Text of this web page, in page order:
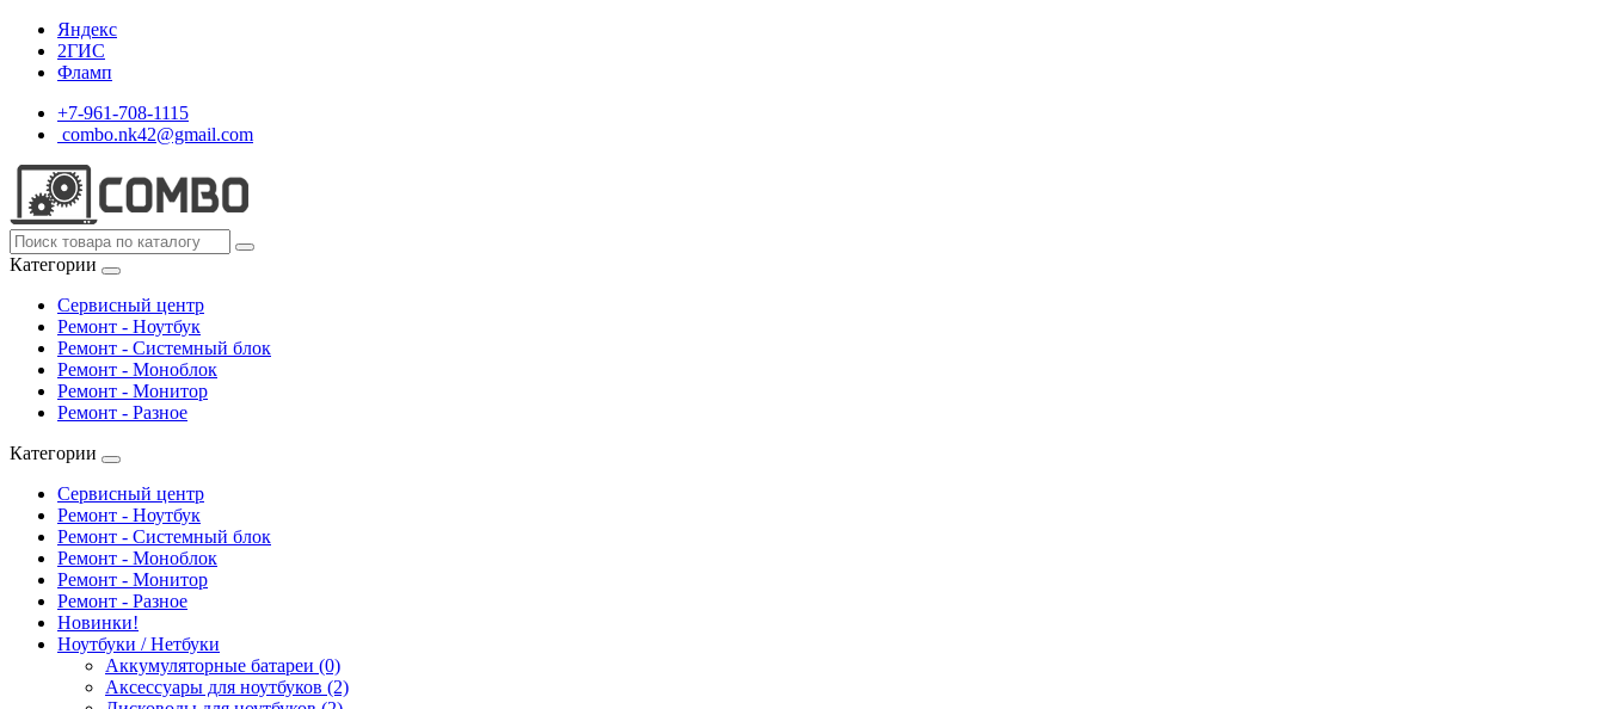
Яндекс
2ГИС
Фламп
+7-961-708-1115
combo.nk42@gmail.com
Категории
Сервисный центр
Ремонт - Ноутбук
Ремонт - Системный блок
Ремонт - Моноблок
Ремонт - Монитор
Ремонт - Разное
Категории
Сервисный центр
Ремонт - Ноутбук
Ремонт - Системный блок
Ремонт - Моноблок
Ремонт - Монитор
Ремонт - Разное
Новинки!
Ноутбуки / Нетбуки
Аккумуляторные батареи (0)
Аксессуары для ноутбуков (2)